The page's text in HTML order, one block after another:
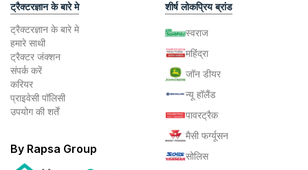
ट्रैक्टरज्ञान के बारे मे
ट्रैक्टरज्ञान के बारे मे
हमारे साथी
ट्रैक्टर जंक्शन
संपर्क करें
करियर
प्राइवेसी पॉलिसी
उपयोग की शर्तें
By Rapsa Group
शीर्ष लोकप्रिय ब्रांड
स्वराज
महिंद्रा
जॉन डीयर
न्यू हॉलैंड
पावरट्रैक
मैसी फर्ग्यूसन
सोलिस